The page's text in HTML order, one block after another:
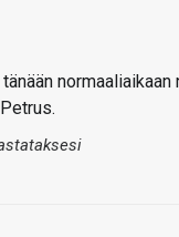
normaaliaikaan